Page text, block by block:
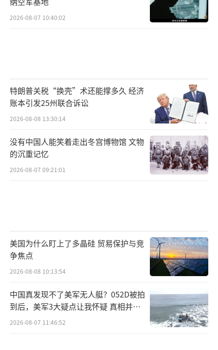
2026-08-07 10:40:02
特朗普关税“换壳”术还能撑多久 经济
账本引发25州联合诉讼
2026-08-08 13:30:14
没有中国人能笑着走出冬宫博物馆 文物
的沉重记忆
2026-08-07 09:21:01
美国为什么盯上了多晶硅 贸易保护与竞
争焦点
2026-08-08 10:13:54
中国真发现不了美军无人艇？052D被拍
到后，美军3大疑点让我怀疑 真相并非
如此
2026-08-07 11:46:52